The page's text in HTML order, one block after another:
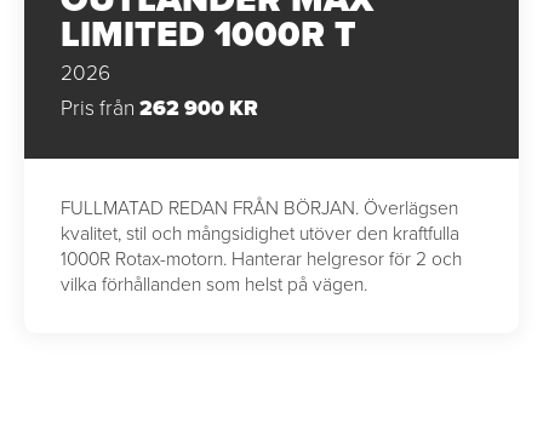
LIMITED 1000R T
2026
Pris från262 900 KR
FULLMATAD REDAN FRÅN BÖRJAN. Överlägsen
kvalitet, stil och mångsidighet utöver den kraftfulla
1000R Rotax-motorn. Hanterar helgresor för 2 och
vilka förhållanden som helst på vägen.